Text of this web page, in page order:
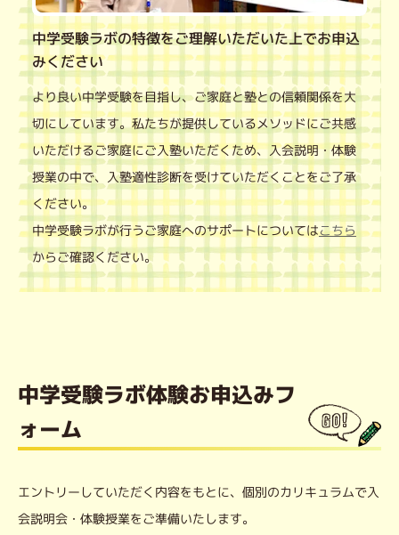
中学受験ラボの特徴をご理解いただいた上でお申込
みください
より良い中学受験を目指し、ご家庭と塾との信頼関係を大
切にしています。私たちが提供しているメソッドにご共感
いただけるご家庭にご入塾いただくため、入会説明・体験
授業の中で、入塾適性診断を受けていただくことをご了承
ください。
中学受験ラボが行うご家庭へのサポートについてはこちら
からご確認ください。
中学受験ラボ体験お申込みフ
ォーム
エントリーしていただく内容をもとに、個別のカリキュラムで入
会説明会・体験授業をご準備いたします。